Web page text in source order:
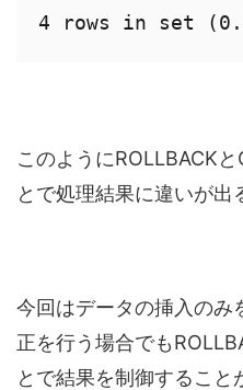
4 rows in set
このようにROLLBACK
とで処理結果に違いが出
今回はデータの挿入のみ
正を行う場合でも
とで結果を制御すること